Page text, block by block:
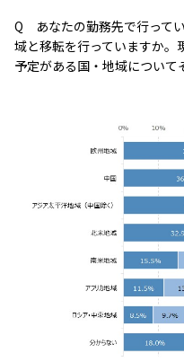
Q あなたの勤務先で行って
域と移転を行っていますか。
予定がある国・地域について